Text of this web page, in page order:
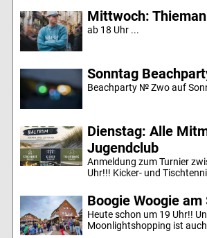
Mittwoch:
ab 18 Uhr ...
Sonntag
Beachparty № Zwo auf
Dienstag: Alle
Jugendclub
Anmeldung zum Turnier
Uhr!!! Kicker- und
Boogie Woogie
Heute schon um 19 Uhr!!
Moonlightshopping ist